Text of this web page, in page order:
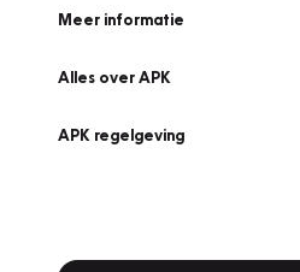
Meer informatie
Alles over APK
APK regelgeving